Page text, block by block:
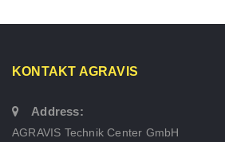
KONTAKT AGRAVIS
Address:
AGRAVIS Technik Center GmbH